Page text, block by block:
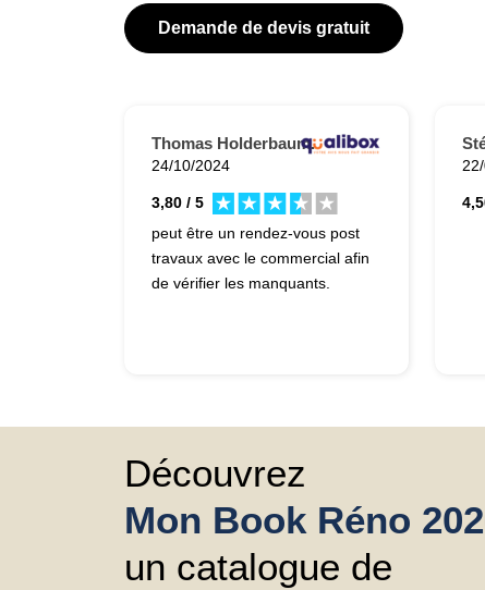
Demande de devis gratuit
Thomas Holderbaum.
24/10/2024
3,80 / 5
peut être un rendez-vous post
travaux avec le commercial afin
de vérifier les manquants.
Découvrez
Mon Book Réno
un catalogue de